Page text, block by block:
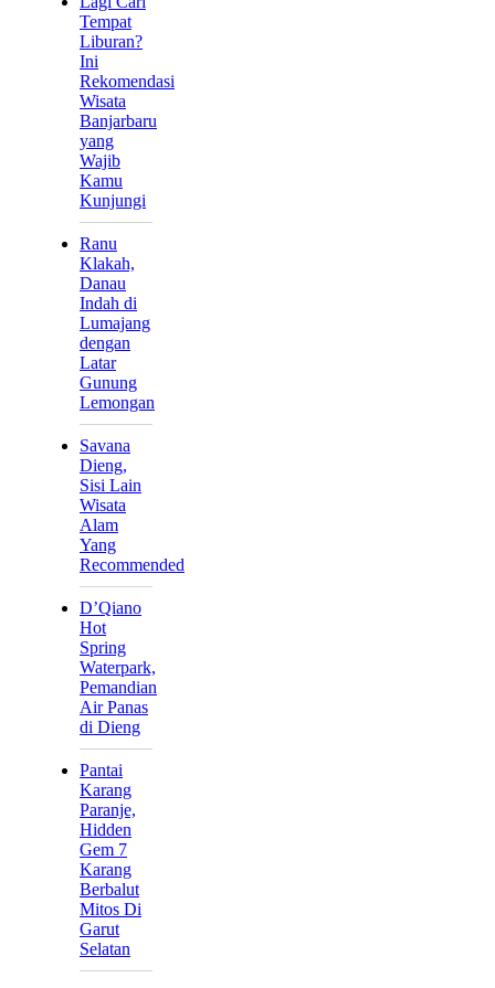
Tempat
Liburan?
Ini
Rekomendasi
Wisata
Banjarbaru
yang
Wajib
Kamu
Kunjungi
Ranu
Klakah,
Danau
Indah di
Lumajang
dengan
Latar
Gunung
Lemongan
Savana
Dieng,
Sisi Lain
Wisata
Alam
Yang
Recommended
D’Qiano
Hot
Spring
Waterpark,
Pemandian
Air Panas
di Dieng
Pantai
Karang
Paranje,
Hidden
Gem 7
Karang
Berbalut
Mitos Di
Garut
Selatan